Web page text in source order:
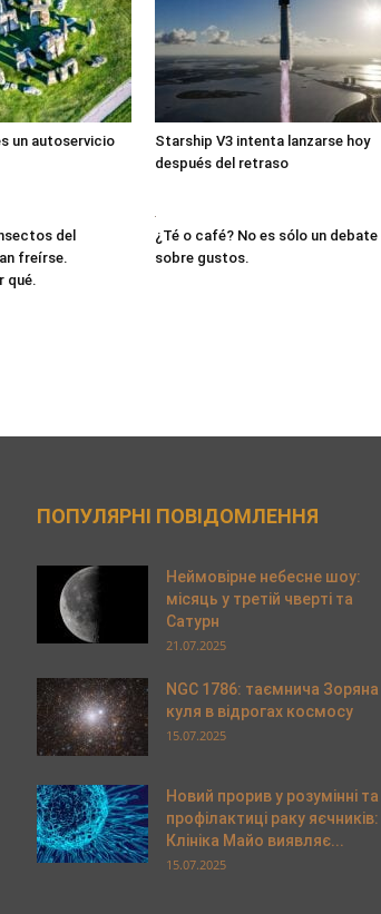
un autoservicio
Starship V3 intenta lanzarse hoy
después del retraso
del
freírse.
qué.
¿Té o café? No es sólo un debate
sobre gustos.
ПОПУЛЯРНІ ПОВІДОМЛЕННЯ
Неймовірне небесне шоу:
місяць у третій чверті та
Сатурн
21.07.2025
NGC 1786: таємнича Зоряна
куля в відрогах космосу
15.07.2025
Новий прорив у розумінні та
профілактиці раку яєчників:
Клініка Майо виявляє...
15.07.2025